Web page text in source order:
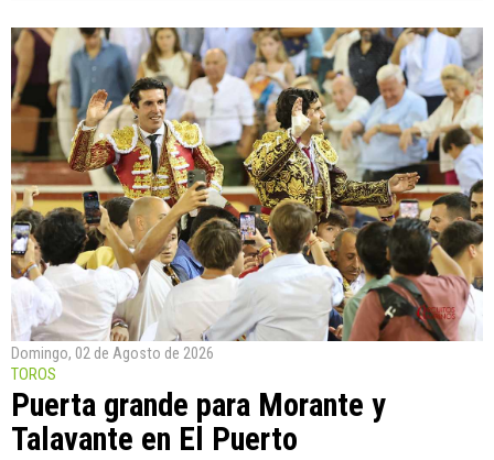
Domingo, 02 de Agosto de 2026
TOROS
Puerta grande para Morante y
Talavante en El Puerto